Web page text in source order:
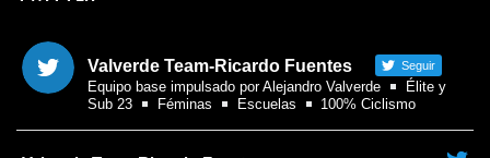
Valverde Team-Ricardo Fuentes Seguir
Equipo base impulsado por Alejandro Valverde
Élite y
Sub 23
Féminas Escuelas 100% Ciclismo